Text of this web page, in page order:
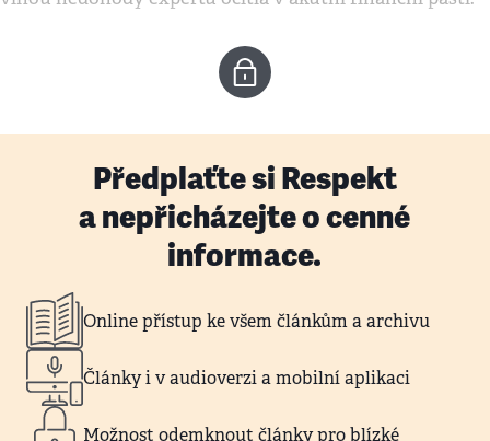
Předplaťte si Respekt
a nepřicházejte o cenné
informace.
Online přístup ke všem článkům a archivu
Články i v audioverzi a mobilní aplikaci
Možnost odemknout články pro blízké